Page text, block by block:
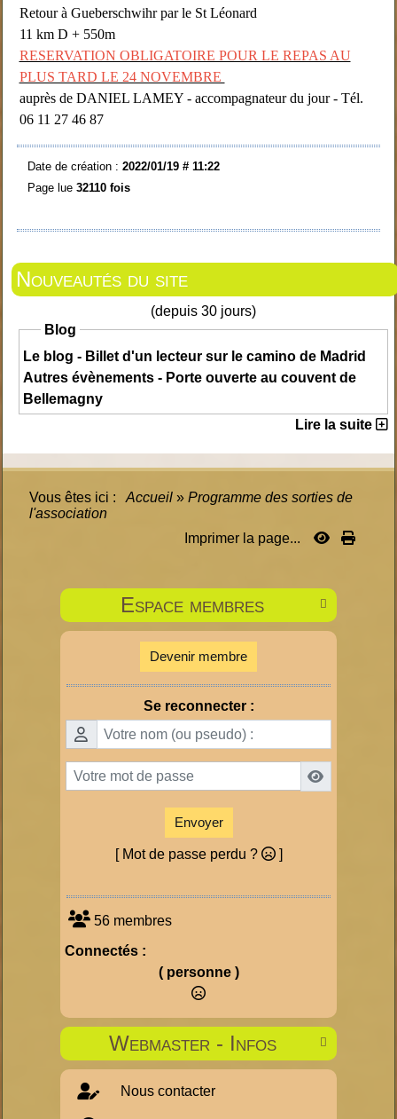
Retour à Gueberschwihr par le St Léonard
11 km D + 550m
RESERVATION OBLIGATOIRE POUR LE REPAS AU
PLUS TARD LE 24 NOVEMBRE
auprès de DANIEL LAMEY - accompagnateur du jour - Tél.
06 11 27 46 87
Date de création : 2022/01/19 # 11:22
Page lue 32110 fois
Nouveautés du site
(depuis 30 jours)
Blog
Le blog - Billet d'un lecteur sur le camino de Madrid
Autres évènements - Porte ouverte au couvent de
Bellemagny
Lire la suite
Vous êtes ici : Accueil » Programme des sorties de
l'association
Imprimer la page...

Espace membres
Devenir membre
Se reconnecter :
Envoyer
[ Mot de passe perdu ? ]
56 membres
Connectés :
( personne )

Webmaster - Infos
Nous contacter